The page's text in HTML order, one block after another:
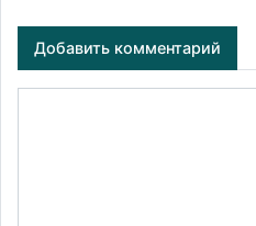
Добавить комментарий